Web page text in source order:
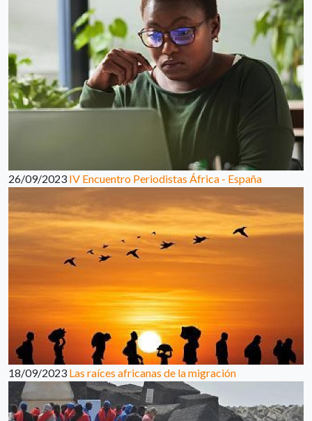
26/09/2023 IV Encuentro Periodistas África - España
18/09/2023 Las raíces africanas de la migración